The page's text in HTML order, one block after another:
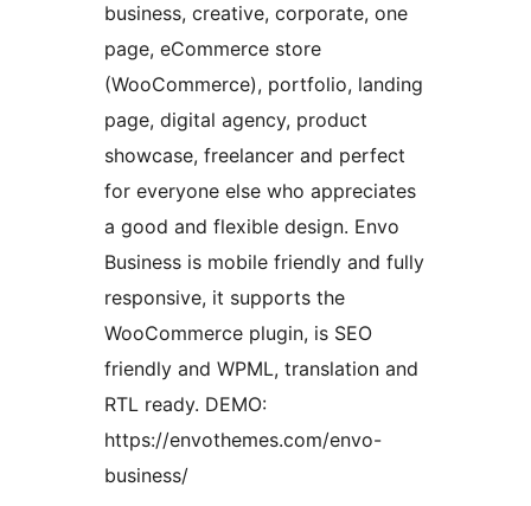
business, creative, corporate, one
page, eCommerce store
(WooCommerce), portfolio, landing
page, digital agency, product
showcase, freelancer and perfect
for everyone else who appreciates
a good and flexible design. Envo
Business is mobile friendly and fully
responsive, it supports the
WooCommerce plugin, is SEO
friendly and WPML, translation and
RTL ready. DEMO:
https://envothemes.com/envo-
business/